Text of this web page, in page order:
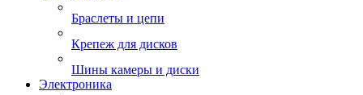
Браслеты и цепи
Крепеж для дисков
Шины камеры и диски
Электроника